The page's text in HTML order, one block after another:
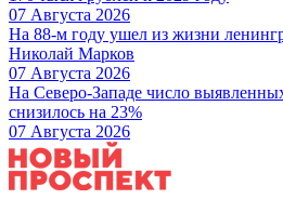
07 Августа 2026
На 88-м году ушел из жизни
Николай Марков
07 Августа 2026
На Северо-Западе число
снизилось на 23%
07 Августа 2026